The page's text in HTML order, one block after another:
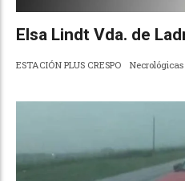
Elsa Lindt Vda. de
ESTACIÓN PLUS CRESPO Necrológicas